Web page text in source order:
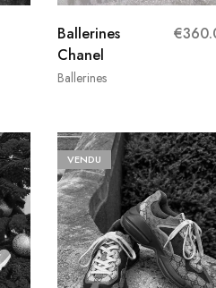
Ballerines
Ballerines
Chanel
€
VENDU